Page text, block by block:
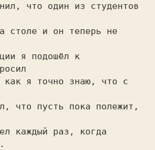
что один из студентов
столе и он теперь не
я подошёл к
как я точно знаю, что с
что пусть пока полежит,
каждый раз, когда